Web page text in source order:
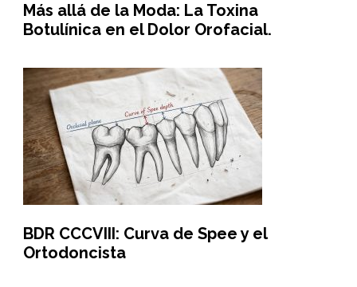
Más allá de la Moda: La Toxina
Botulínica en el Dolor Orofacial.
BDR CCCVIII: Curva de Spee y el
Ortodoncista